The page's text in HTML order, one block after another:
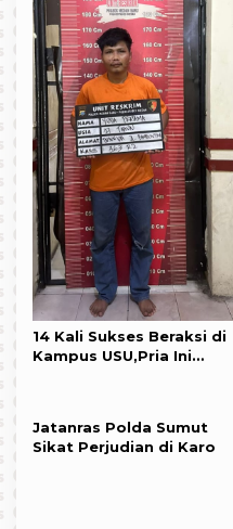
14 Kali Sukses Beraksi di
Kampus USU,Pria Ini
Jatanras Polda Sumut
Sikat Perjudian di Karo